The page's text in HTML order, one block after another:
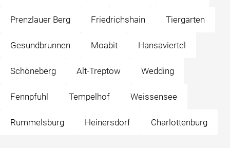
Prenzlauer Berg Friedrichshain Tiergarten
Gesundbrunnen Moabit Hansaviertel
Schöneberg Alt-Treptow Wedding
Fennpfuhl Tempelhof Weissensee
Rummelsburg Heinersdorf Charlottenburg